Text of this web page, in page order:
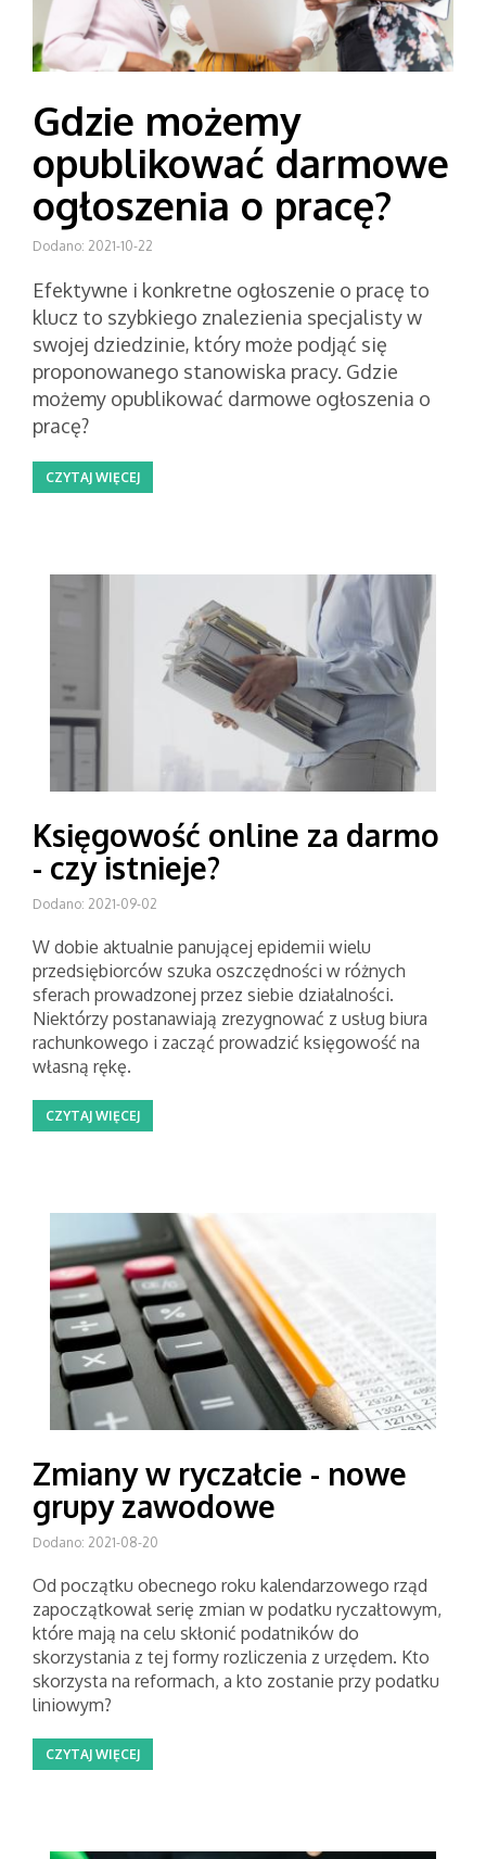
Gdzie możemy
opublikować darmowe
ogłoszenia o pracę?
Dodano: 2021-10-22
Efektywne i konkretne ogłoszenie o pracę to
klucz to szybkiego znalezienia specjalisty w
swojej dziedzinie, który może podjąć się
proponowanego stanowiska pracy. Gdzie
możemy opublikować darmowe ogłoszenia o
pracę?
CZYTAJ WIĘCEJ
Księgowość online za darmo
- czy istnieje?
Dodano: 2021-09-02
W dobie aktualnie panującej epidemii wielu
przedsiębiorców szuka oszczędności w różnych
sferach prowadzonej przez siebie działalności.
Niektórzy postanawiają zrezygnować z usług biura
rachunkowego i zacząć prowadzić księgowość na
własną rękę.
CZYTAJ WIĘCEJ
Zmiany w ryczałcie - nowe
grupy zawodowe
Dodano: 2021-08-20
Od początku obecnego roku kalendarzowego rząd
zapoczątkował serię zmian w podatku ryczałtowym,
które mają na celu skłonić podatników do
skorzystania z tej formy rozliczenia z urzędem. Kto
skorzysta na reformach, a kto zostanie przy podatku
liniowym?
CZYTAJ WIĘCEJ